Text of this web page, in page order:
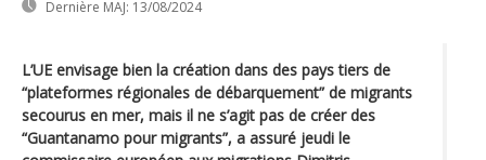
Dernière MAJ: 13/08/2024
L’UE envisage bien la création dans des pays tiers de
“plateformes régionales de débarquement” de migrants
secourus en mer, mais il ne s’agit pas de créer des
“Guantanamo pour migrants”, a assuré jeudi le